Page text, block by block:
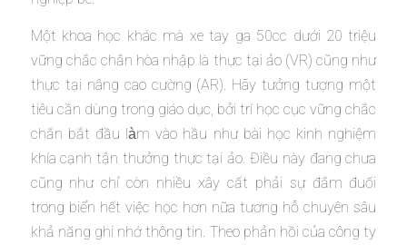
Một khoa học khác mà xe tay ga 50cc dưới 20 triệu
vững chắc chắn hòa nhập là thực tại ảo (VR) cũng như
thực tại nâng cao cường (AR). Hãy tưởng tượng một
tiêu cần dùng trong giáo dục, bởi trí học cục vững chắc
chắn bắt đầu làm vào hầu như bài học kinh nghiệm
khía cạnh tận thưởng thực tại ảo. Điều này đang chưa
cũng như chỉ còn nhiều xây cất phải sự đắm đuối
trong biển hết việc học hơn nữa tương hỗ chuyên sâu
khả năng ghi nhớ thông tin. Theo phản hồi của công ty